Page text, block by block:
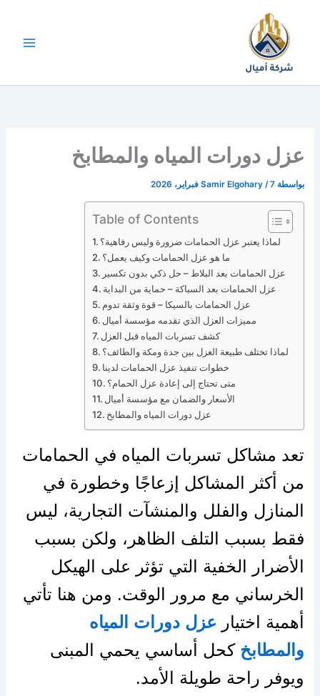
المحتوى
عزل دورات المياه والمطابخ
بواسطة Samir Elgohary /7 فبراير، 2026
Table of Contents
لماذا يعتبر عزل الحمامات ضرورة وليس رفاهية؟
ما هو عزل الحمامات وكيف يعمل؟
عزل الحمامات بعد البلاط – حل ذكي بدون تكسير
عزل الحمامات بعد السباكة – حماية من البداية
عزل الحمامات بالسيكا – قوة وثقة تدوم
مميزات العزل الذي تقدمه مؤسسة أميال
كشف تسربات المياه قبل العزل
لماذا تختلف طبيعة العزل بين جدة ومكة والطائف؟
خطوات تنفيذ عزل الحمامات لدينا
متى تحتاج إلى إعادة عزل الحمام؟
الأسعار والضمان مع مؤسسة أميال
عزل دورات المياه والمطابخ
تعد مشاكل تسربات المياه في الحمامات
من أكثر المشاكل إزعاجًا وخطورة في
المنازل والفلل والمنشآت التجارية، ليس
فقط بسبب التلف الظاهر، ولكن بسبب
الأضرار الخفية التي تؤثر على الهيكل
الخرساني مع مرور الوقت. ومن هنا تأتي
أهمية اختيار عزل دورات المياه
والمطابخ كحل أساسي يحمي المبنى
ويوفر راحة طويلة الأمد.